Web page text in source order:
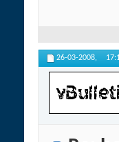
26-03-2008,